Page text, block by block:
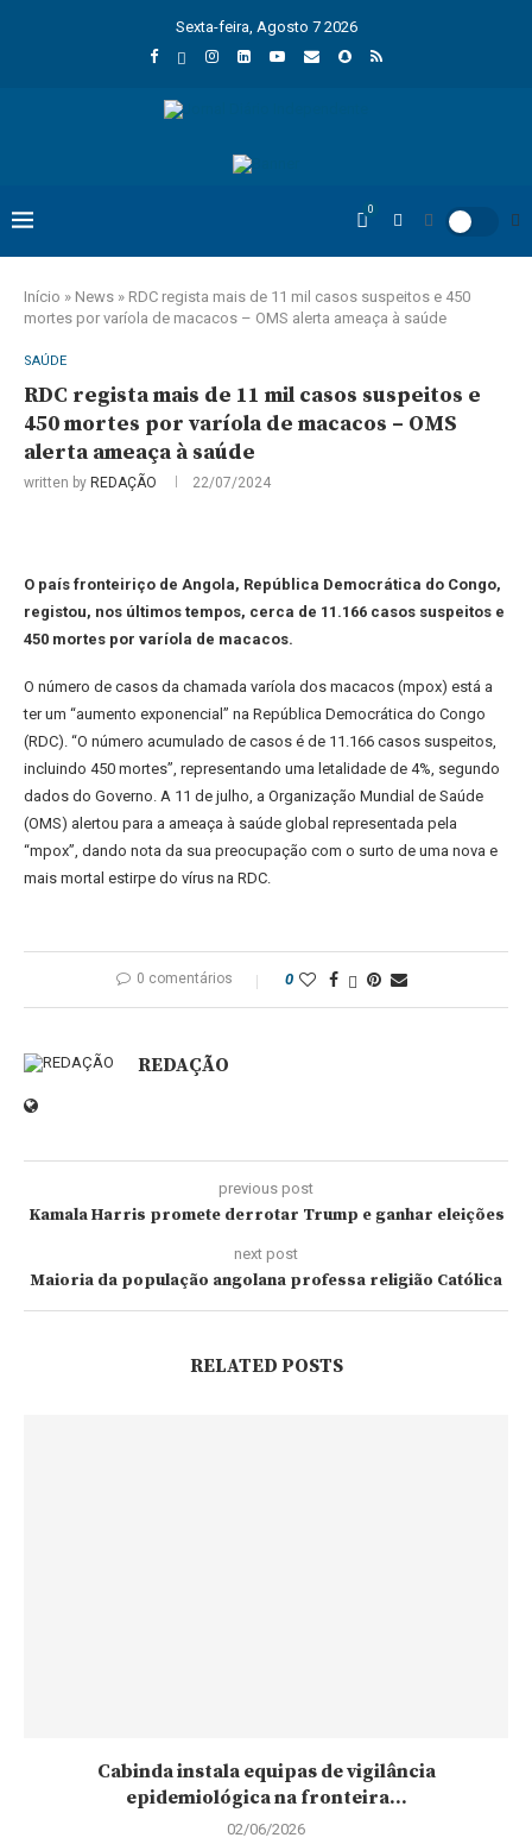
Sexta-feira, Agosto 7 2026
0
Início » News » RDC regista mais de 11 mil casos suspeitos e 450
mortes por varíola de macacos – OMS alerta ameaça à saúde
SAÚDE
RDC regista mais de 11 mil casos suspeitos e
450 mortes por varíola de macacos – OMS
alerta ameaça à saúde
written by REDAÇÃO 22/07/2024
O país fronteiriço de Angola, República Democrática do Congo,
registou, nos últimos tempos, cerca de 11.166 casos suspeitos e
450 mortes por varíola de macacos.
O número de casos da chamada varíola dos macacos (mpox) está a
ter um “aumento exponencial” na República Democrática do Congo
(RDC). “O número acumulado de casos é de 11.166 casos suspeitos,
incluindo 450 mortes”, representando uma letalidade de 4%, segundo
dados do Governo. A 11 de julho, a Organização Mundial de Saúde
(OMS) alertou para a ameaça à saúde global representada pela
“mpox”, dando nota da sua preocupação com o surto de uma nova e
mais mortal estirpe do vírus na RDC.
0 comentários 0
REDAÇÃO
previous post
Kamala Harris promete derrotar Trump e ganhar eleições
next post
Maioria da população angolana professa religião Católica
RELATED POSTS
Cabinda instala equipas de vigilância
epidemiológica na fronteira...
02/06/2026